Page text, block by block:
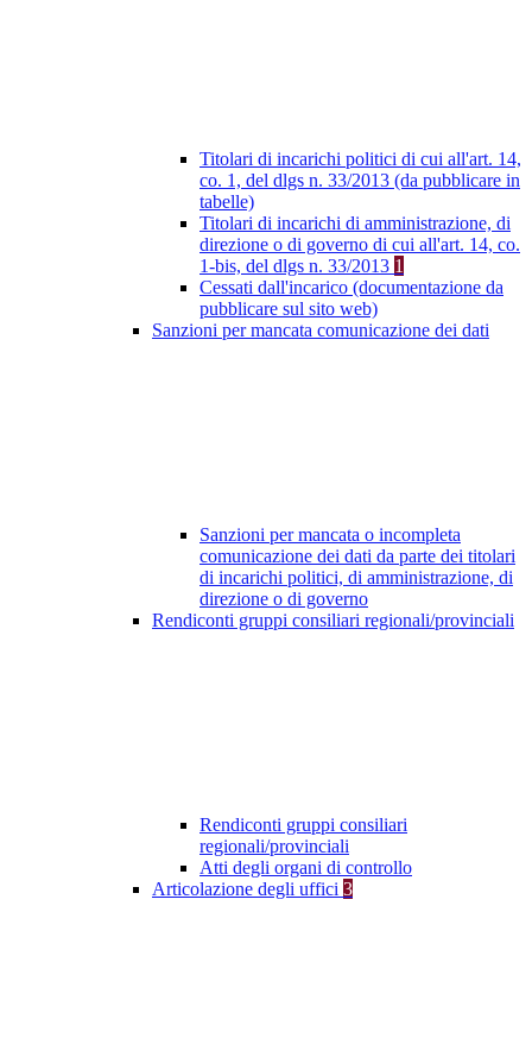
Titolari di incarichi politici di cui all'art. 14,
co. 1, del dlgs n. 33/2013 (da pubblicare in
tabelle)
Titolari di incarichi di amministrazione, di
direzione o di governo di cui all'art. 14, co.
1-bis, del dlgs n. 33/2013 1
Cessati dall'incarico (documentazione da
pubblicare sul sito web)
Sanzioni per mancata comunicazione dei dati
Sanzioni per mancata o incompleta
comunicazione dei dati da parte dei titolari
di incarichi politici, di amministrazione, di
direzione o di governo
Rendiconti gruppi consiliari regionali/provinciali
Rendiconti gruppi consiliari
regionali/provinciali
Atti degli organi di controllo
Articolazione degli uffici 3